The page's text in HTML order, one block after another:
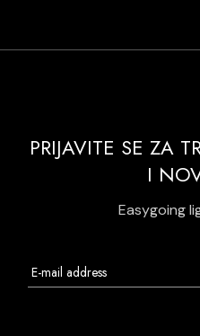
PRIJAVITE SE ZA
I
Easygoing